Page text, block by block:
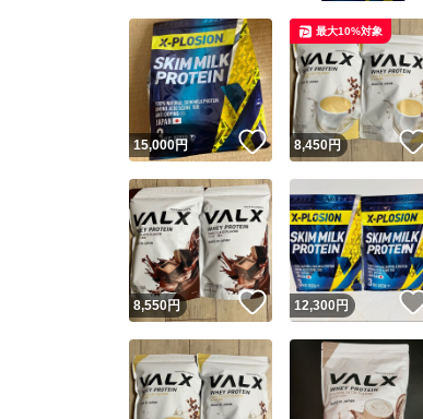
15,000円 いいね！
8,450円
最大10%対象
8,550円 いいね！
12,300 円